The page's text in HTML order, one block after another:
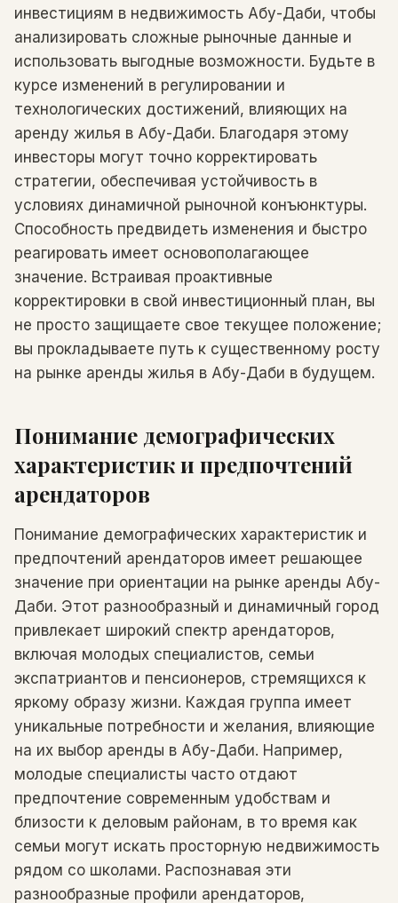
инвестициям в недвижимость Абу-Даби, чтобы
анализировать сложные рыночные данные и
использовать выгодные возможности. Будьте в
курсе изменений в регулировании и
технологических достижений, влияющих на
аренду жилья в Абу-Даби. Благодаря этому
инвесторы могут точно корректировать
стратегии, обеспечивая устойчивость в
условиях динамичной рыночной конъюнктуры.
Способность предвидеть изменения и быстро
реагировать имеет основополагающее
значение. Встраивая проактивные
корректировки в свой инвестиционный план, вы
не просто защищаете свое текущее положение;
вы прокладываете путь к существенному росту
на рынке аренды жилья в Абу-Даби в будущем.
Понимание демографических
характеристик и предпочтений
арендаторов
Понимание демографических характеристик и
предпочтений арендаторов имеет решающее
значение при ориентации на рынке аренды Абу-
Даби. Этот разнообразный и динамичный город
привлекает широкий спектр арендаторов,
включая молодых специалистов, семьи
экспатриантов и пенсионеров, стремящихся к
яркому образу жизни. Каждая группа имеет
уникальные потребности и желания, влияющие
на их выбор аренды в Абу-Даби. Например,
молодые специалисты часто отдают
предпочтение современным удобствам и
близости к деловым районам, в то время как
семьи могут искать просторную недвижимость
рядом со школами. Распознавая эти
разнообразные профили арендаторов,